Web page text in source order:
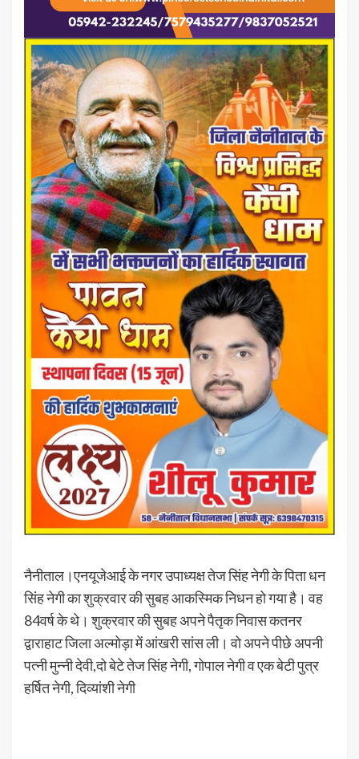
नैनीताल।एनयूजेआई के नगर उपाध्यक्ष तेज सिंह नेगी के पिता धन
सिंह नेगी का शुक्रवार की सुबह आकस्मिक निधन हो गया है। वह
84वर्ष के थे। शुक्रवार की सुबह अपने पैतृक निवास कतनर
द्वाराहाट जिला अल्मोड़ा में आंखरी सांस ली। वो अपने पीछे अपनी
पत्नी मुन्नी देवी,दो बेटे तेज सिंह नेगी, गोपाल नेगी व एक बेटी पुत्र
हर्षित नेगी, दिव्यांशी नेगी